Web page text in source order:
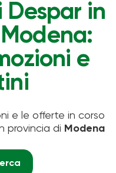
in
e
e le offerte in corso
provincia di Modena